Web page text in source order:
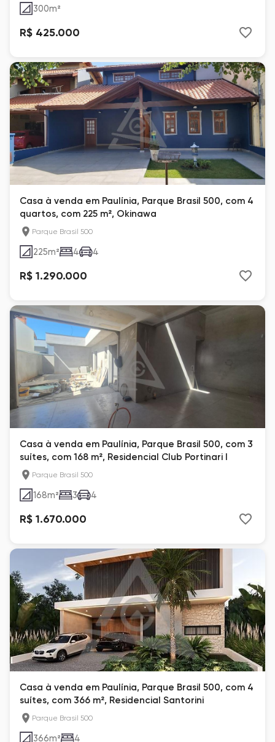
300m²
R$ 425.000
Casa à venda em Paulínia, Parque Brasil 500, com 4
quartos, com 225 m², Okinawa
Parque Brasil 500
225m² 4 4
R$ 1.290.000
Casa à venda em Paulínia, Parque Brasil 500, com 3
suítes, com 168 m², Residencial Club Portinari l
Parque Brasil 500
168m² 3 4
R$ 1.670.000
Casa à venda em Paulínia, Parque Brasil 500, com 4
suítes, com 366 m², Residencial Santorini
Parque Brasil 500
366m² 4